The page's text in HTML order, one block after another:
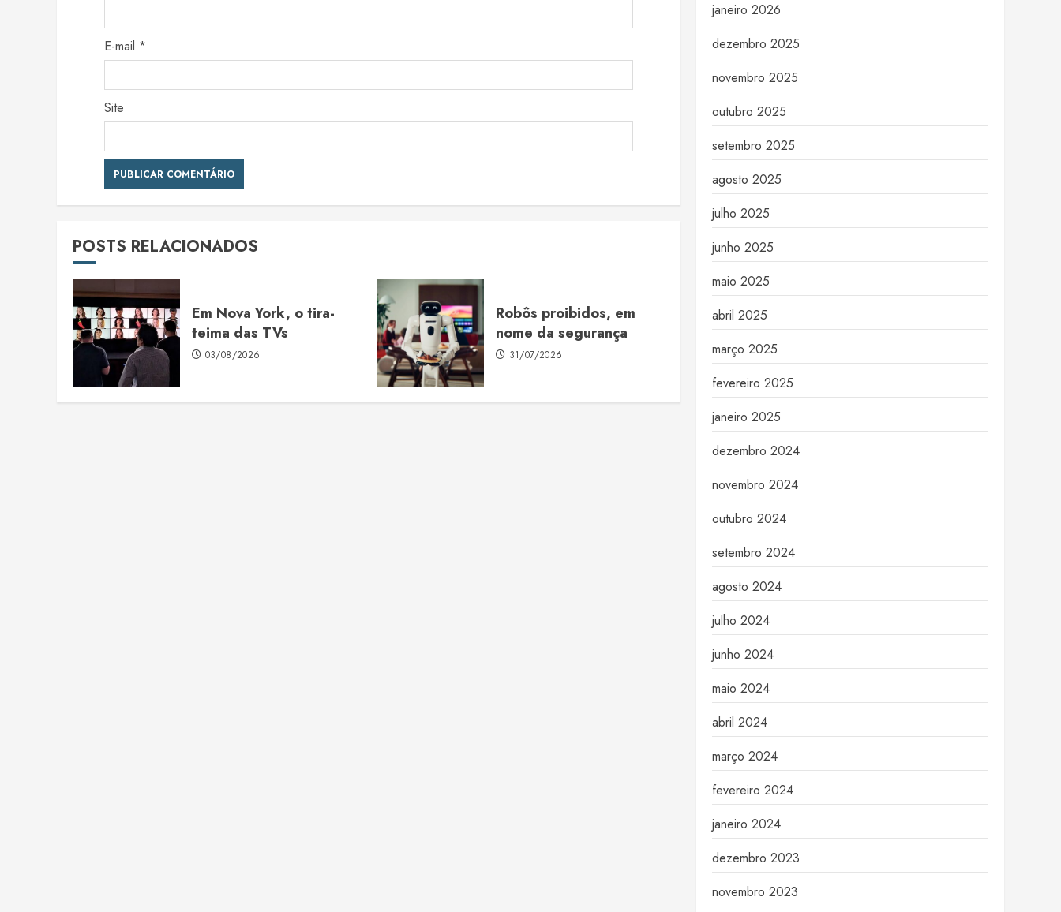
E-mail *
Site
POSTS RELACIONADOS
Em Nova York, o tira-
teima das TVs
03/08/2026
Robôs proibidos, em
nome da segurança
31/07/2026
janeiro 2026
dezembro 2025
novembro 2025
outubro 2025
setembro 2025
agosto 2025
julho 2025
junho 2025
maio 2025
abril 2025
março 2025
fevereiro 2025
janeiro 2025
dezembro 2024
novembro 2024
outubro 2024
setembro 2024
agosto 2024
julho 2024
junho 2024
maio 2024
abril 2024
março 2024
fevereiro 2024
janeiro 2024
dezembro 2023
novembro 2023